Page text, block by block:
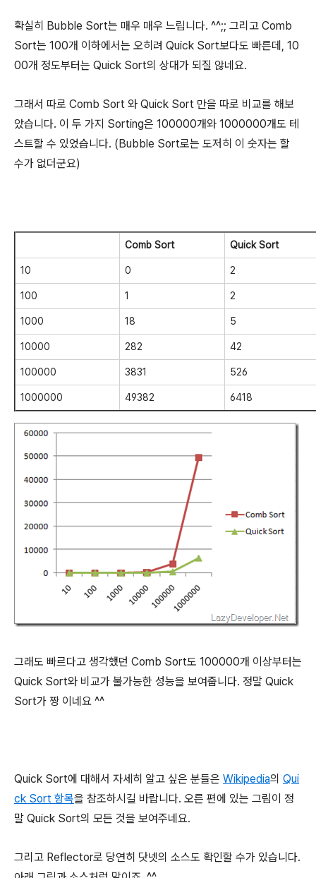
확실히 Bubble Sort는 매우 매우 느립니다. ^^;; 그리고 Comb
Sort는 100개 이하에서는 오히려 Quick Sort보다도 빠른데, 10
00개 정도부터는 Quick Sort의 상대가 되질 않네요.
그래서 따로 Comb Sort 와 Quick Sort 만을 따로 비교를 해보
았습니다. 이 두 가지 Sorting은 100000개와 1000000개도 테
스트할 수 있었습니다. (Bubble Sort로는 도저히 이 숫자는 할
수가 없더군요)
Comb Sort Quick Sort
10 0 2
100 1 2
1000 18 5
10000 282 42
100000 3831 526
1000000 49382 6418
그래도 빠르다고 생각했던 Comb Sort도 100000개 이상부터는
Quick Sort와 비교가 불가능한 성능을 보여줍니다. 정말 Quick
Sort가 짱 이네요 ^^
Quick Sort에 대해서 자세히 알고 싶은 분들은 Wikipedia의 Qui
ck Sort 항목을 참조하시길 바랍니다. 오른 편에 있는 그림이 정
말 Quick Sort의 모든 것을 보여주네요.
그리고 Reflector로 당연히 닷넷의 소스도 확인할 수가 있습니다.